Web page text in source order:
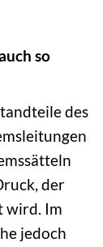
so
des
der
wird. Im
jedoch